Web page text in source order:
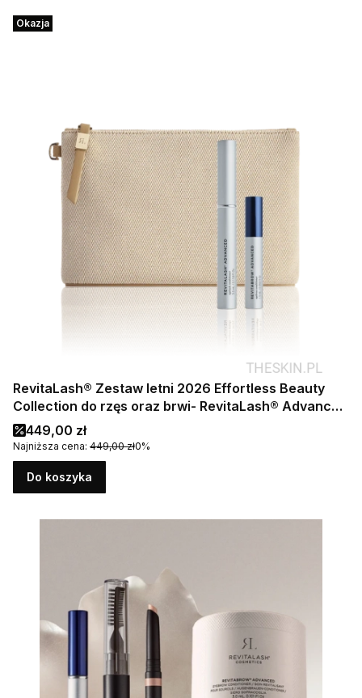
Okazja
RevitaLash® Zestaw letni 2026 Effortless Beauty
Collection do rzęs oraz brwi- RevitaLash® Advanced
- odżywka do rzęs (3.5 ml), RevitaBrow® Advanced -
odżywka do brwi (1.5 ml), Kosmetyczka podróżna
Cena promocyjna
449,00 zł
Najniższa cena: 449,00 zł0%
Do koszyka